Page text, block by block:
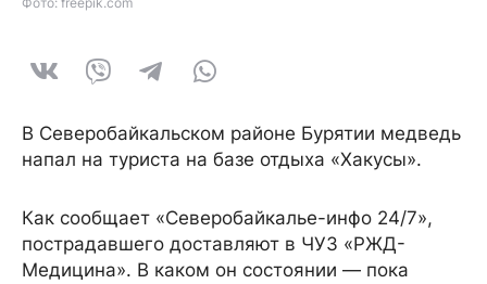
В Северобайкальском районе Бурятии медведь
напал на туриста на базе отдыха «Хакусы».
Как сообщает «Северобайкалье-инфо 24/7»,
пострадавшего доставляют в ЧУЗ «РЖД-
Медицина». В каком он состоянии — пока